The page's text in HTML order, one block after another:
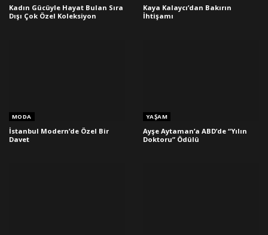
Kadın Gücüyle Hayat Bulan Sıra
Dışı Çok Özel Koleksiyon
Kaya Kalaycı’dan Bakırın
İhtişamı
MODA
İstanbul Modern’de Özel Bir
Davet
YAŞAM
Ayşe Aytaman’a ABD’de “Yılın
Doktoru” Ödülü